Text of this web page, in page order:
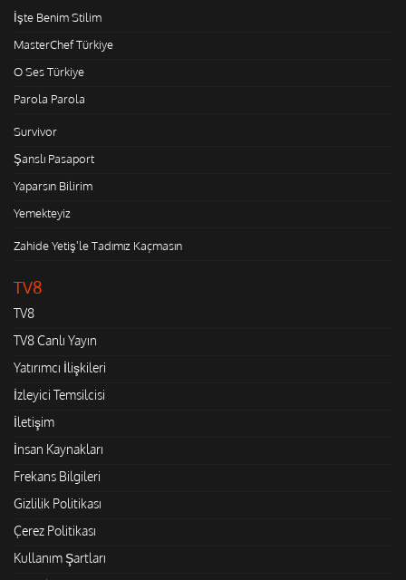
İşte Benim Stilim
MasterChef Türkiye
O Ses Türkiye
Parola Parola
Survivor
Şanslı Pasaport
Yaparsın Bilirim
Yemekteyiz
Zahide Yetiş'le Tadımız Kaçmasın
TV8
TV8
TV8 Canlı Yayın
Yatırımcı İlişkileri
İzleyici Temsilcisi
İletişim
İnsan Kaynakları
Frekans Bilgileri
Gizlilik Politikası
Çerez Politikası
Kullanım Şartları